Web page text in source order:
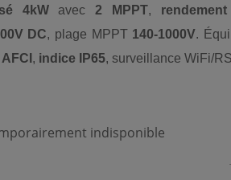
4kWavec2 MPPT,
DC, plage MPPT 140-1000V.
, indice IP65, surveillance WiFi/
indisponible